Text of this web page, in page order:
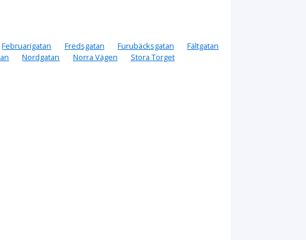
Februarigatan Fredsgatan Furubäcksgatan
Fältgatan
Nordgatan Norra Vägen
Stora Torget